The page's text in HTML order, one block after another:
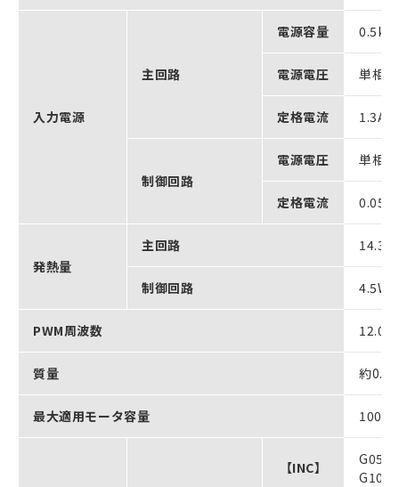
入力電源
主回路
電源容量
電源電圧 単相
定格電流 1.3A
制御回路
電源電圧 単相
定格電流 0.05A
発熱量
主回路 14.3W
制御回路 4.5W
PWM周波数
質量 約
最大適用モータ容量 100W
【INC】